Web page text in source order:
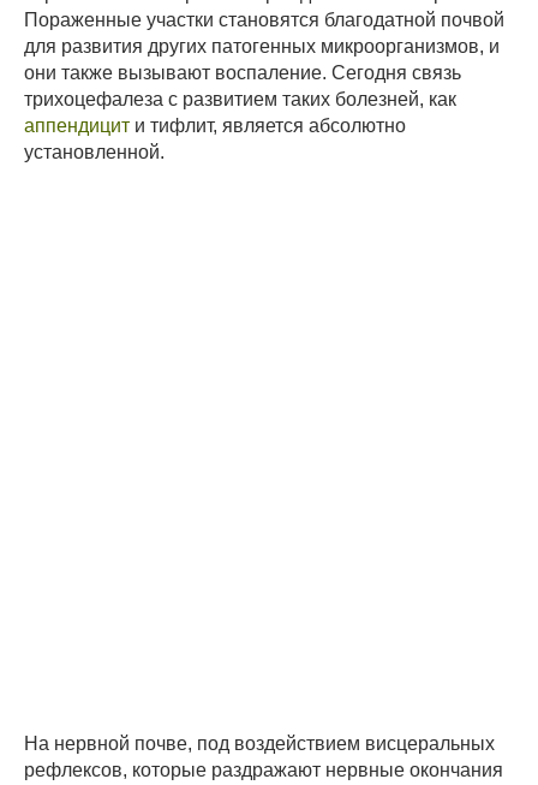
Пораженные участки становятся благодатной почвой
для развития других патогенных микроорганизмов, и
они также вызывают воспаление. Сегодня связь
трихоцефалеза с развитием таких болезней, как
аппендицит и тифлит, является абсолютно
установленной.
На нервной почве, под воздействием висцеральных
рефлексов, которые раздражают нервные окончания